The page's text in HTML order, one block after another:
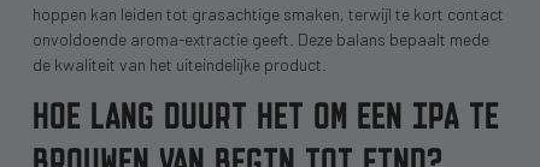
hoppen kan leiden tot grasachtige smaken, terwijl te kort contact
onvoldoende aroma-extractie geeft. Deze balans bepaalt mede
de kwaliteit van het uiteindelijke product.
HOE LANG DUURT HET OM EEN IPA TE